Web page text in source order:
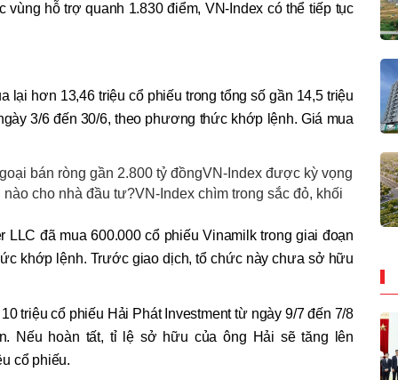
hỗ trợ quanh 1.830 điểm, VN-Index có thể tiếp tục
lại hơn 13,46 triệu cổ phiếu trong tổng số gần 14,5 triệu
3/6 đến 30/6, theo phương thức khớp lệnh. Giá mua
bán ròng gần 2.800 tỷ đồngVN-Index được kỳ vọng
cho nhà đầu tư?VN-Index chìm trong sắc đỏ, khối
LLC đã mua 600.000 cổ phiếu Vinamilk trong giai đoạn
khớp lệnh. Trước giao dịch, tổ chức này chưa sở hữu
triệu cổ phiếu Hải Phát Investment từ ngày 9/7 đến 7/8
Nếu hoàn tất, tỉ lệ sở hữu của ông Hải sẽ tăng lên
cổ phiếu.